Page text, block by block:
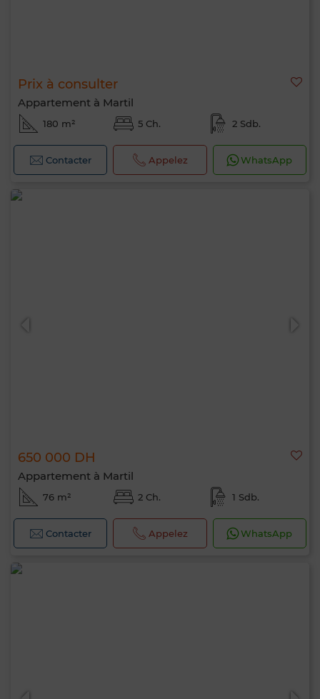
Prix à consulter
Appartement à Martil
180 m² 5 Ch. 2 Sdb.
Contacter Appelez WhatsApp
650 000 DH
Appartement à Martil
76 m² 2 Ch. 1 Sdb.
Contacter Appelez WhatsApp